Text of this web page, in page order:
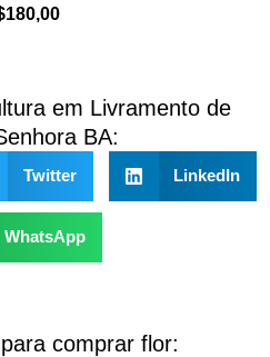
180,00
em Livramento de
BA:
Twitter LinkedIn
WhatsApp
comprar flor: